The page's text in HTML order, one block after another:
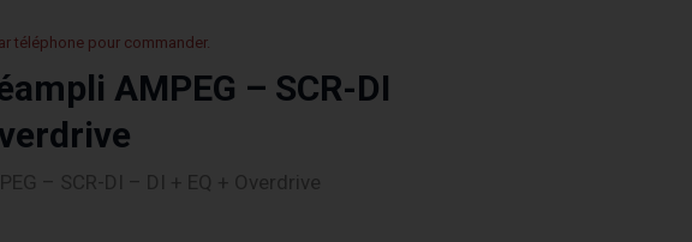
téléphone pour commander.
AMPEG – SCR-DI
– SCR-DI – DI + EQ + Overdrive